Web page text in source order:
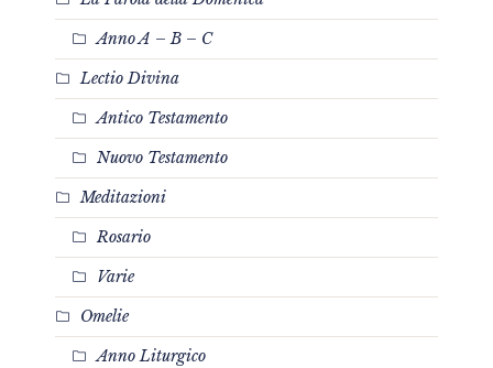
Anno A – B – C
Lectio Divina
Antico Testamento
Nuovo Testamento
Meditazioni
Rosario
Varie
Omelie
Anno Liturgico